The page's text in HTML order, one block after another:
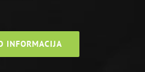
INFORMACIJA